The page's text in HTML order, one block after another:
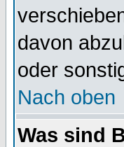
davon
oder
Nach oben
Was sind